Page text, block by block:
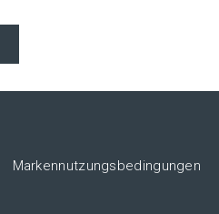
Markennutzungsbedingungen